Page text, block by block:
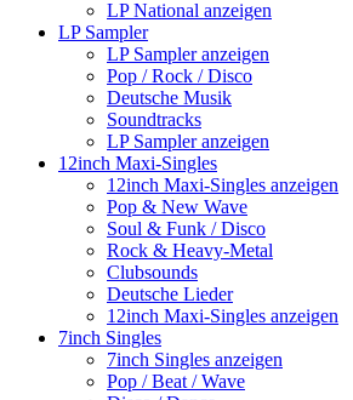
LP National anzeigen
LP Sampler
LP Sampler anzeigen
Pop / Rock / Disco
Deutsche Musik
Soundtracks
LP Sampler anzeigen
12inch Maxi-Singles
12inch Maxi-Singles anzeigen
Pop & New Wave
Soul & Funk / Disco
Rock & Heavy-Metal
Clubsounds
Deutsche Lieder
12inch Maxi-Singles anzeigen
7inch Singles
7inch Singles anzeigen
Pop / Beat / Wave